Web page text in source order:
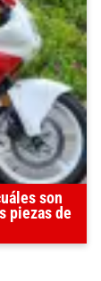
son
piezas de